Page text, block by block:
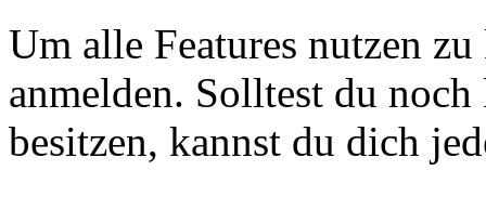
Um alle Features nutzen
anmelden. Solltest du
besitzen, kannst du dich